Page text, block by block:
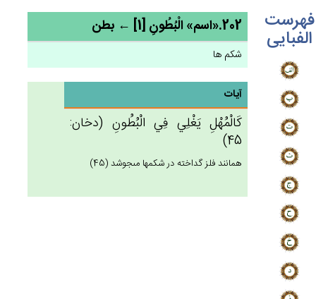
فهرست
الفبایی 202.«اسم» الْبُطُون‌ِ [1] ← بطن
شکم ها
آیات
كَالْمُهْل‌ِ يَغْلِي‌ فِي‌ الْبُطُون‌ِ (دخان:
45)
همانند فلز گداخته در شكمها مى‏جوشد (45)